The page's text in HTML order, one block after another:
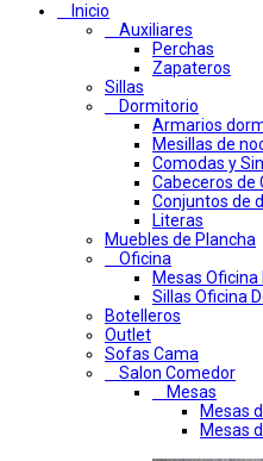
Inicio
Auxiliares
Perchas
Zapateros
Sillas
Dormitorio
Armarios
Mesillas de
Comodas y
Cabeceros de
Conjuntos de
Literas
Muebles de Plancha
Oficina
Mesas
Sillas Oficina
Botelleros
Outlet
Sofas Cama
Salon Comedor
Mesas
Mesas
Mesas